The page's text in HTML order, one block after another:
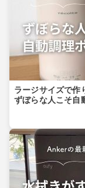
ラージサイズで作
ずぼらな人こそ自